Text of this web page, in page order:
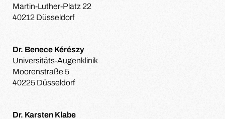
Martin-Luther-Platz 22
40212 Düsseldorf
Dr. Benece Kérészy
Universitäts-Augenklinik
Moorenstraße 5
40225 Düsseldorf
Dr. Karsten Klabe